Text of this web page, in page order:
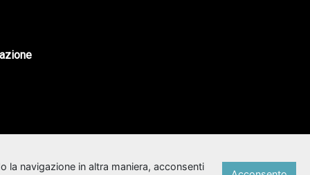
la navigazione in altra maniera, acconsenti